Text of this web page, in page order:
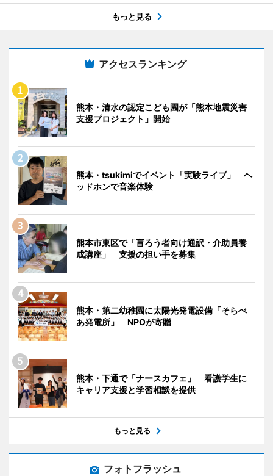
もっと見る
アクセスランキング
熊本・清水の認定こども園が「熊本地震災害
支援プロジェクト」開始
熊本・tsukimiでイベント「実験ライブ」 ヘ
ッドホンで音楽体験
熊本市東区で「盲ろう者向け通訳・介助員養
成講座」 支援の担い手を募集
熊本・第二幼稚園に太陽光発電設備「そらべ
あ発電所」 NPOが寄贈
熊本・下通で「ナースカフェ」 看護学生に
キャリア支援と学習相談を提供
もっと見る
フォトフラッシュ